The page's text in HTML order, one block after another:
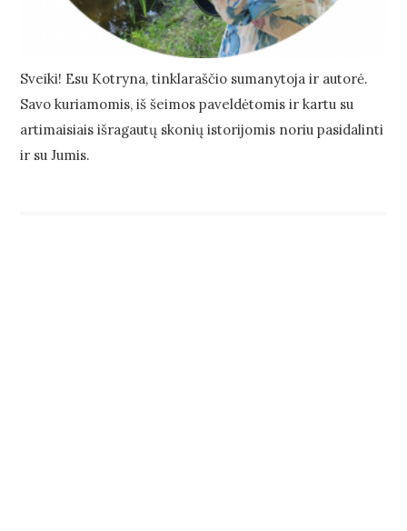
Sveiki! Esu Kotryna, tinklaraščio sumanytoja ir autorė.
Savo kuriamomis, iš šeimos paveldėtomis ir kartu su
artimaisiais išragautų skonių istorijomis noriu pasidalinti
ir su Jumis.